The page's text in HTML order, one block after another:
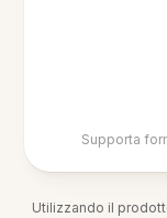
Supporta
Utilizzando il